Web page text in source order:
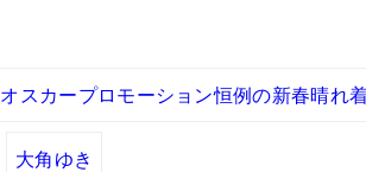
オスカープロモーション恒例の新春晴れ
大角ゆき